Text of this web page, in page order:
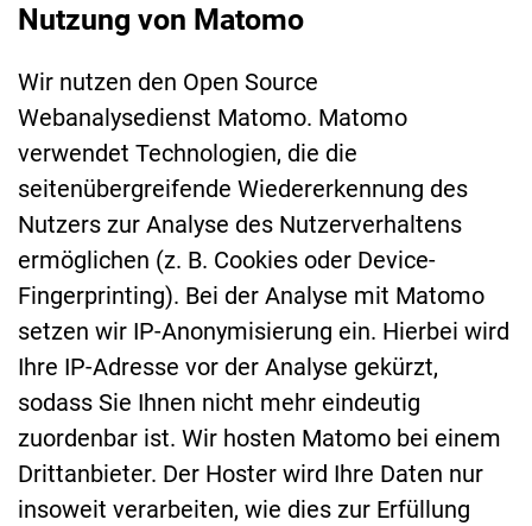
Nutzung von Matomo
Wir nutzen den Open Source
Webanalysedienst Matomo. Matomo
verwendet Technologien, die die
seitenübergreifende Wiedererkennung des
Nutzers zur Analyse des Nutzerverhaltens
ermöglichen (z. B. Cookies oder Device-
Fingerprinting). Bei der Analyse mit Matomo
setzen wir IP-Anonymisierung ein. Hierbei wird
Ihre IP-Adresse vor der Analyse gekürzt,
sodass Sie Ihnen nicht mehr eindeutig
zuordenbar ist. Wir hosten Matomo bei einem
Drittanbieter. Der Hoster wird Ihre Daten nur
insoweit verarbeiten, wie dies zur Erfüllung